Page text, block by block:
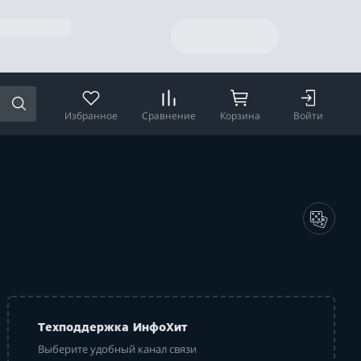
Избранное Сравнение Корзина Войти
Техподдержка ИнфоХит
Выберите удобный канал связи